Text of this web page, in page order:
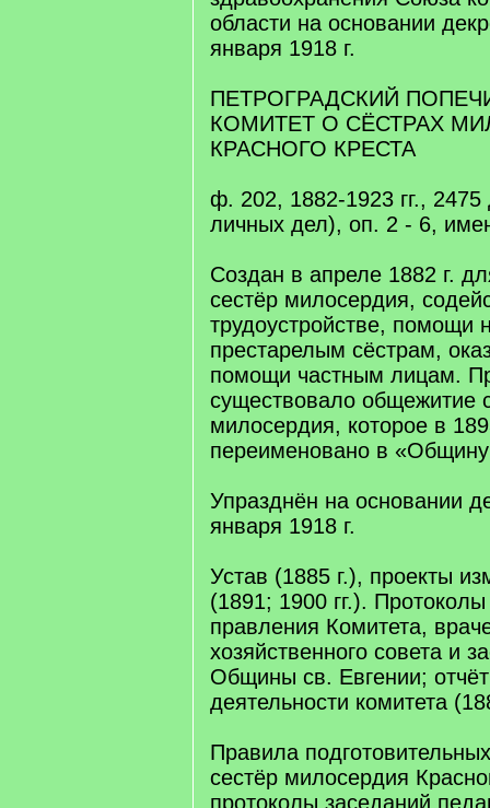
области на основании
января 1918 г.
ПЕТРОГРАДСКИЙ
КОМИТЕТ О СЁСТРАХ
КРАСНОГО КРЕСТА
ф. 202, 1882-1923 гг., 2475
личных дел), оп. 2 - 6,
Создан в апреле 1882 г.
сестёр милосердия,
трудоустройстве,
престарелым сёстрам,
помощи частным лицам.
существовало общежитие
милосердия, которое в
переименовано в
Упразднён на основании
января 1918 г.
Устав (1885 г.), проекты
(1891; 1900 гг.).
правления Комитета,
хозяйственного совета и
Общины св. Евгении;
деятельности комитета
Правила
сестёр милосердия
протоколы заседаний